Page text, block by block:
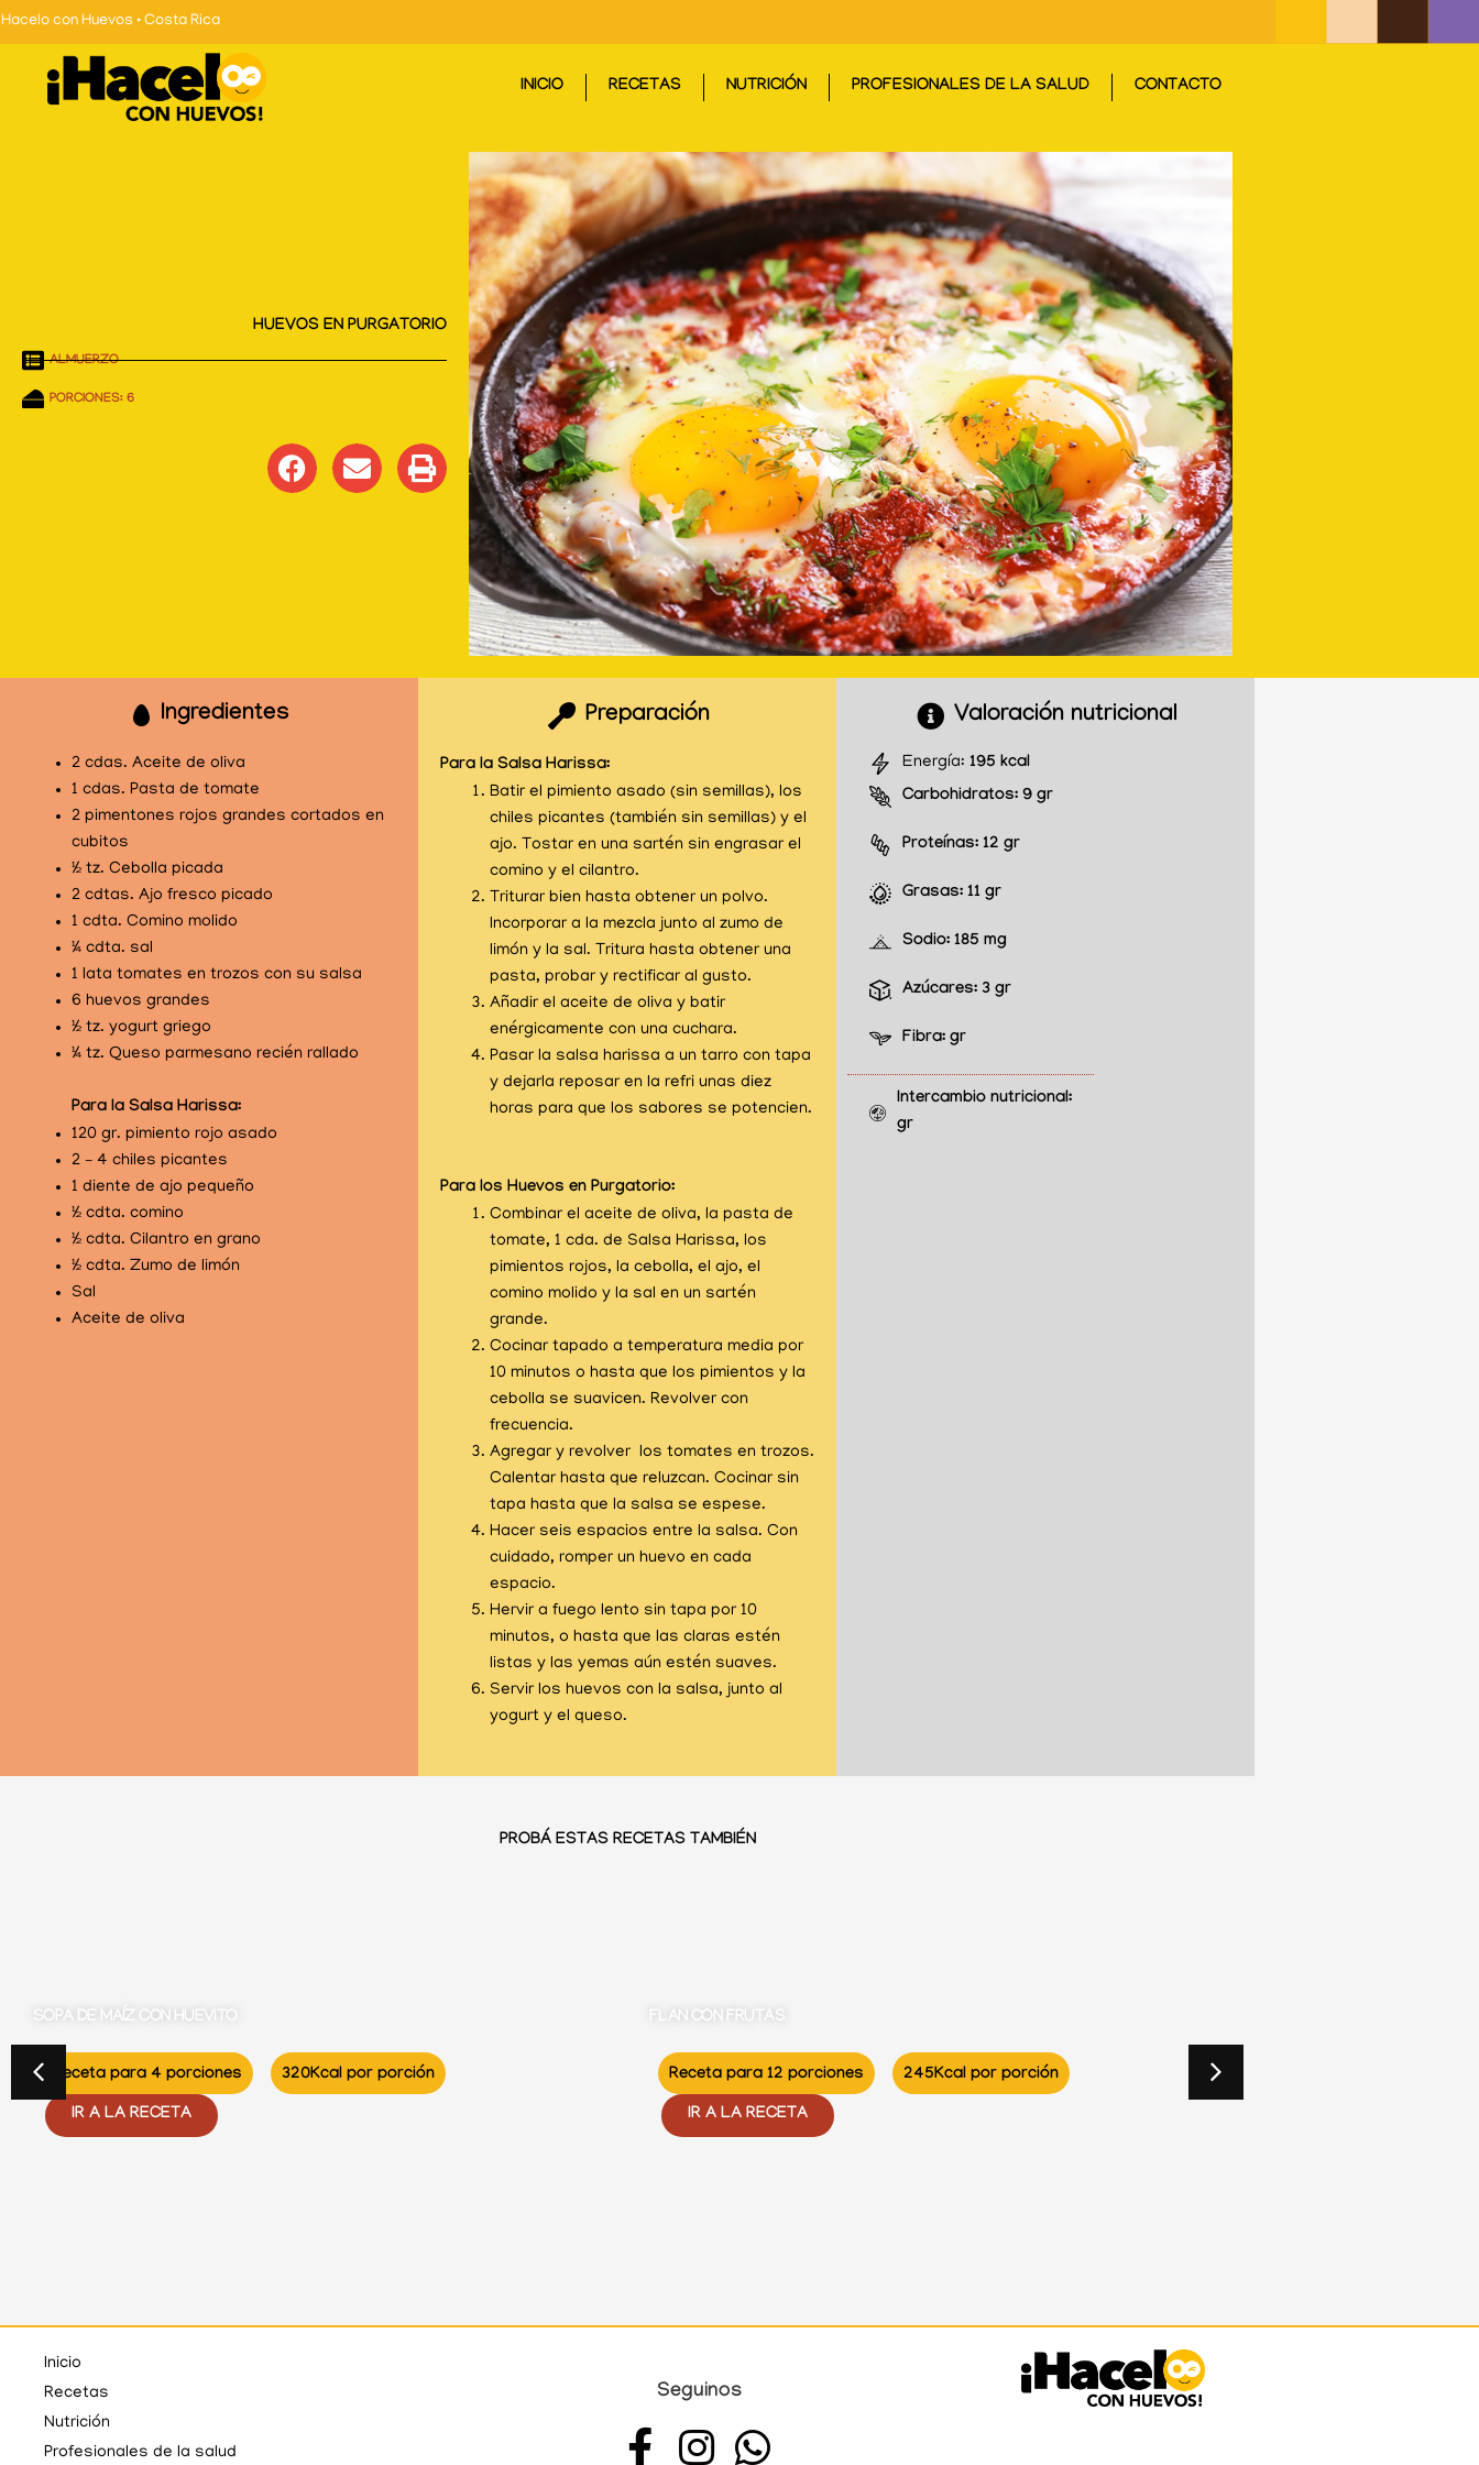
Skip
Hacelo con Huevos • Costa Rica
INICIO RECETAS NUTRICIÓN PROFESIONALES DE LA SALUD CONTACTO
HUEVOS EN PURGATORIO
ALMUERZO
PORCIONES: 6
Ingredientes
2 cdas. Aceite de oliva
1 cdas. Pasta de tomate
2 pimentones rojos grandes cortados en
cubitos
½ tz. Cebolla picada
2 cdtas. Ajo fresco picado
1 cdta. Comino molido
¼ cdta. sal
1 lata tomates en trozos con su salsa
6 huevos grandes
½ tz. yogurt griego
¼ tz. Queso parmesano recién rallado
Para la Salsa Harissa:
120 gr. pimiento rojo asado
2 – 4 chiles picantes
1 diente de ajo pequeño
½ cdta. comino
½ cdta. Cilantro en grano
½ cdta. Zumo de limón
Sal
Aceite de oliva
Preparación
Para la Salsa Harissa:
Batir el pimiento asado (sin semillas), los
chiles picantes (también sin semillas) y el
ajo. Tostar en una sartén sin engrasar el
comino y el cilantro.
Triturar bien hasta obtener un polvo.
Incorporar a la mezcla junto al zumo de
limón y la sal. Tritura hasta obtener una
pasta, probar y rectificar al gusto.
Añadir el aceite de oliva y batir
enérgicamente con una cuchara.
Pasar la salsa harissa a un tarro con tapa
y dejarla reposar en la refri unas diez
horas para que los sabores se potencien.
Para los Huevos en Purgatorio:
Combinar el aceite de oliva, la pasta de
tomate, 1 cda. de Salsa Harissa, los
pimientos rojos, la cebolla, el ajo, el
comino molido y la sal en un sartén
grande.
Cocinar tapado a temperatura media por
10 minutos o hasta que los pimientos y la
cebolla se suavicen. Revolver con
frecuencia.
Agregar y revolver los tomates en trozos.
Calentar hasta que reluzcan. Cocinar sin
tapa hasta que la salsa se espese.
Hacer seis espacios entre la salsa. Con
cuidado, romper un huevo en cada
espacio.
Hervir a fuego lento sin tapa por 10
minutos, o hasta que las claras estén
listas y las yemas aún estén suaves.
Servir los huevos con la salsa, junto al
yogurt y el queso.
Valoración nutricional
Energía: 195 kcal
Carbohidratos: 9 gr
Proteínas: 12 gr
Grasas: 11 gr
Sodio: 185 mg
Azúcares: 3 gr
Fibra: gr
Intercambio nutricional:
gr
PROBÁ ESTAS RECETAS TAMBIÉN
Receta para 12 porciones
245Kcal por porción
Receta para 8 porciones
343Kcal por porción
Inicio
Recetas
Nutrición
Profesionales de la salud
Seguinos